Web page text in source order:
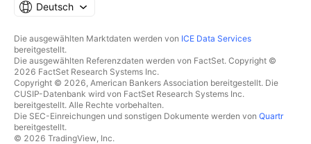
Deutsch
Die ausgewählten Marktdaten werden von ICE Data Services
bereitgestellt.
Die ausgewählten Referenzdaten werden von FactSet. Copyright ©
2026 FactSet Research Systems Inc.
Copyright © 2026, American Bankers Association bereitgestellt. Die
CUSIP-Datenbank wird von FactSet Research Systems Inc.
bereitgestellt. Alle Rechte vorbehalten.
Die SEC-Einreichungen und sonstigen Dokumente werden von Quartr
bereitgestellt.
© 2026 TradingView, Inc.